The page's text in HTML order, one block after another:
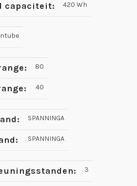
capaciteit: 420 Wh
80
40
SPANNINGA
SPANNINGA
3